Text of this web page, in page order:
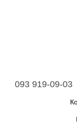
093 919-09-03